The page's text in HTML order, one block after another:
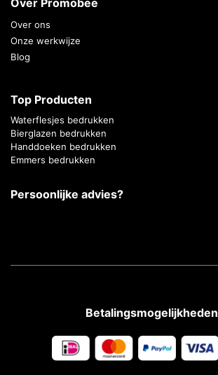
Over ons
Onze werkwijze
Blog
Top Producten
Waterflesjes bedrukken
Bierglazen bedrukken
Handdoeken bedrukken
Emmers bedrukken
Persoonlijke advies?
Betalingsmogelijkheden